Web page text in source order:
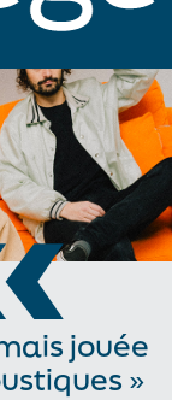
jouée
»